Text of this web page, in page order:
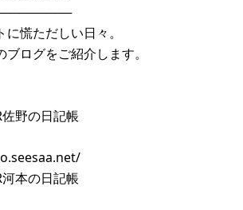
慌ただしい日々。
ログをご紹介します。
野の日記帳
本の日記帳